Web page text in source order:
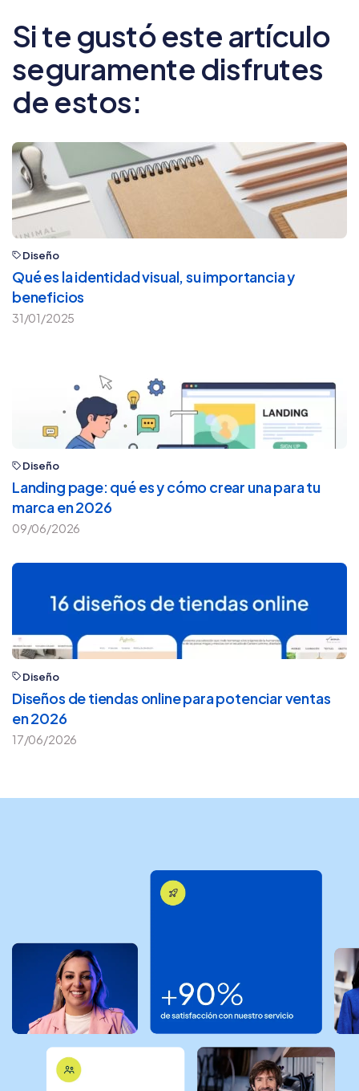
Si te gustó este artículo
seguramente disfrutes
de estos:
Diseño
Qué es la identidad visual, su importancia y
beneficios
31/01/2025
Diseño
Landing page: qué es y cómo crear una para tu
marca en 2026
09/06/2026
Diseño
Diseños de tiendas online para potenciar ventas
en 2026
17/06/2026